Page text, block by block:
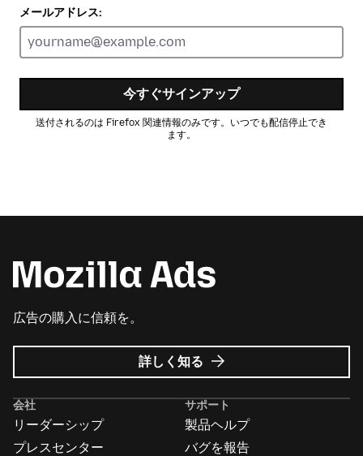
メールアドレス:
今すぐサインアップ
送付されるのは Firefox 関連情報のみです。いつでも配信停止でき
ます。
広告の購入に信頼を。
Mozilla
広
詳しく知る
会社
リーダーシップ
プレスセンター
サポート
製品ヘルプ
バグを報告